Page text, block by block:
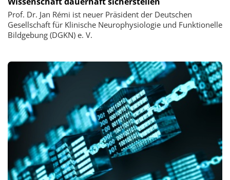
Prof. Dr. Jan Rémi ist neuer Präsident der Deutschen
Gesellschaft für Klinische Neurophysiologie und Funktionelle
Bildgebung (DGKN) e. V.